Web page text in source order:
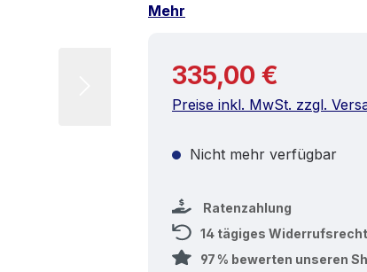
Mehr
Regulärer Preis:
335,00 €
Preise inkl. MwSt. zzgl.
Nicht mehr verfügbar
Ratenzahlung
14 tägiges
97 % bewerten unseren